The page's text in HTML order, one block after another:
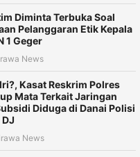
Diminta Terbuka Soal
Pelanggaran Etik Kepala
1 Geger
News
Kasat Reskrim Polres
Mata Terkait Jaringan
Diduga di Danai Polisi
DJ
News